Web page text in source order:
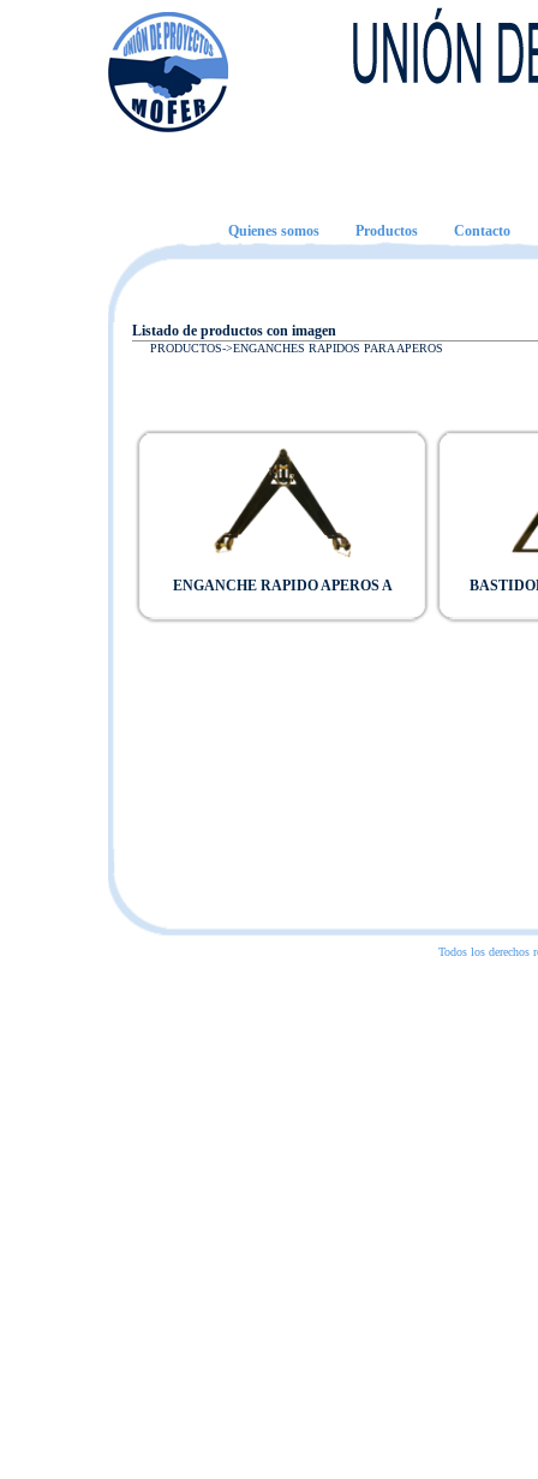
Quienes somos Productos Contacto
Listado de productos con imagen
PRODUCTOS->ENGANCHES RAPIDOS PARA APEROS
ENGANCHE RAPIDO APEROS A
Todos los derechos